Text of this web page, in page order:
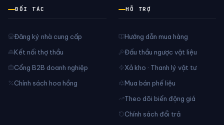
ĐỐI TÁC
Đăng ký nhà cung cấp
Kết nối thợ thầu
Cổng B2B doanh nghiệp
Chính sách hoa hồng
HỖ TRỢ
Hướng dẫn mua hàng
Đấu thầu ngược vật liệu
Xả kho · Thanh lý vật tư
Mua bán phế liệu
Theo dõi biến động giá
Chính sách đổi trả